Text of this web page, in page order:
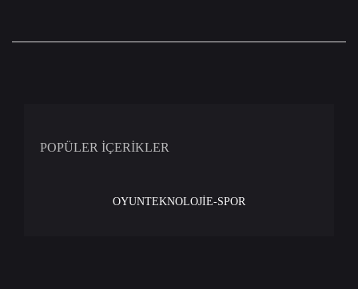
POPÜLER İÇERİKLER
OYUNTEKNOLOJİE-SPOR